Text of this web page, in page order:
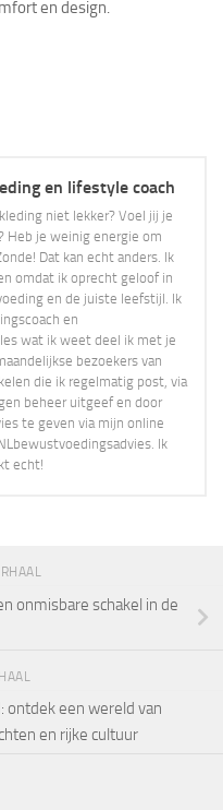
en design.
en lifestyle coach
niet lekker? Voel jij je
Heb je weinig energie om
Dat kan echt anders. Ik
omdat ik oprecht geloof in
en de juiste leefstijl. Ik
en
wat ik weet deel ik met je
bezoekers van
die ik regelmatig post, via
beheer uitgeef en door
te geven via mijn online
Ik
echt!
onmisbare schakel in de
ontdek een wereld van
en rijke cultuur